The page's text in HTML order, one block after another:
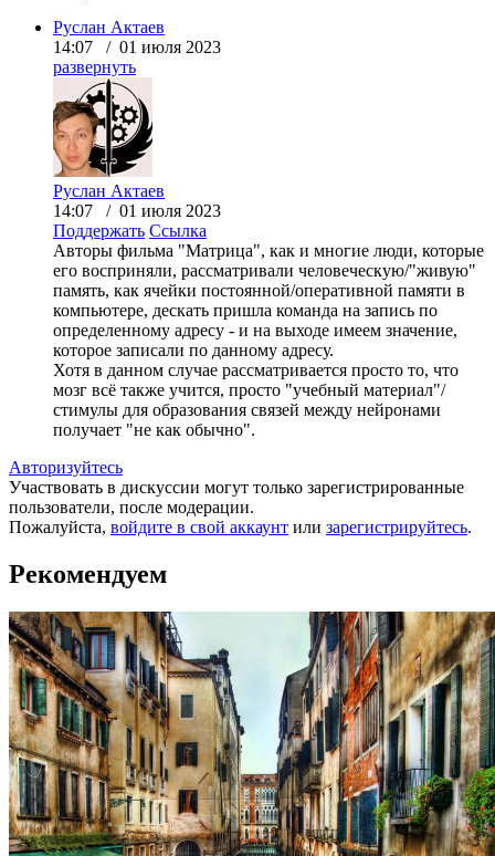
Руслан Актаев
14:07 / 01 июля 2023
развернуть
Руслан Актаев
14:07 / 01 июля 2023
Поддержать Ссылка
Авторы фильма "Матрица", как и многие люди, которые
его восприняли, рассматривали человеческую/"живую"
память, как ячейки постоянной/оперативной памяти в
компьютере, дескать пришла команда на запись по
определенному адресу - и на выходе имеем значение,
которое записали по данному адресу.
Хотя в данном случае рассматривается просто то, что
мозг всё также учится, просто "учебный материал"/
стимулы для образования связей между нейронами
получает "не как обычно".
Авторизуйтесь
Участвовать в дискуссии могут только зарегистрированные
пользователи, после модерации.
Пожалуйста, войдите в свой аккаунт или зарегистрируйтесь.
Рекомендуем